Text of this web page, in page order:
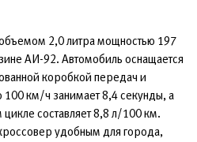
2,0 литра мощностью 197
АИ-92. Автомобиль оснащается
коробкой передач и
км/ч занимает 8,4 секунды, а
составляет 8,8 л/100 км.
удобным для города,